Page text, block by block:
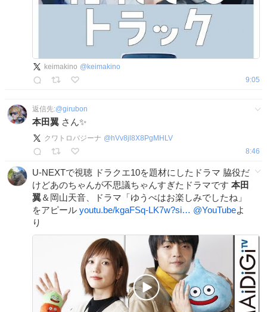
keimakino @ keimakino
9:05
返信先:@girubon
本田翼 さん✨
クワトロバジーナ @ hVv8jl8X8PgMHLV
8:46
U-NEXTで視聴 ドラクエ10を題材にしたドラマ 脇役だ
けどあのちゃんが不思議ちゃんすぎたドラマです 本田
翼＆岡山天音、ドラマ「ゆうべはお楽しみでしたね」
をアピール youtu.be/kgaFSq-LK7w?si… @YouTubeよ
り